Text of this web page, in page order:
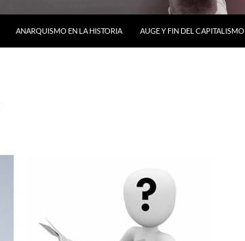
ANARQUISMO EN LA HISTORIA AUGE Y FIN DEL CAPITALISMO